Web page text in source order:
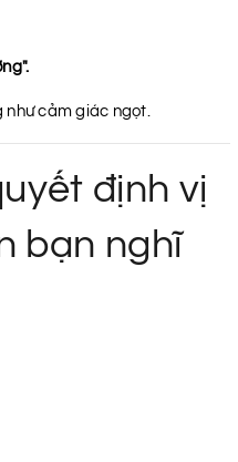
như cảm giác ngọt.
định vị
bạn nghĩ